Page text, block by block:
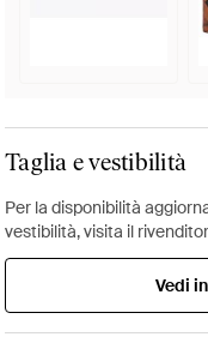
Taglia e vestibilità
Per la disponibilità
vestibilità, visita il
Vedi